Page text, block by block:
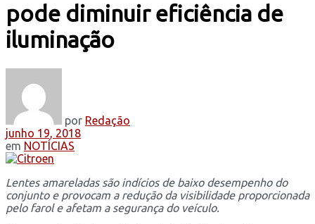
pode diminuir eficiência de
iluminação
por Redação
junho 19, 2018
em NOTÍCIAS
Lentes amareladas são indícios de baixo desempenho do
conjunto e provocam a redução da visibilidade proporcionada
pelo farol e afetam a segurança do veículo.